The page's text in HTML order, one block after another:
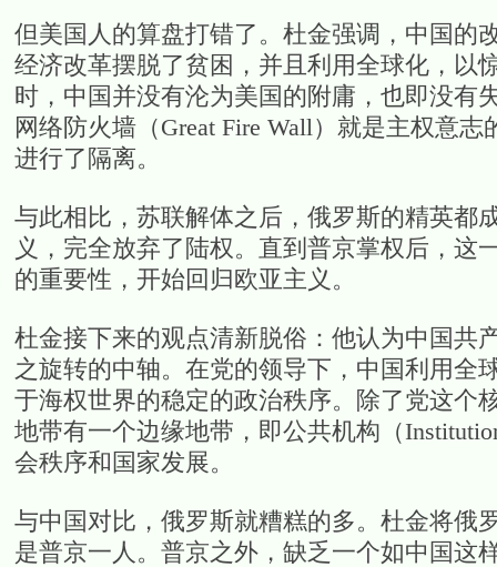
但美国人的算盘打错了。杜金强调，中国的
经济改革摆脱了贫困，并且利用全球化，以
时，中国并没有沦为美国的附庸，也即没有
网络防火墙（Great Fire Wall）就是主权意
进行了隔离。
与此相比，苏联解体之后，俄罗斯的精英都
义，完全放弃了陆权。直到普京掌权后，这
的重要性，开始回归欧亚主义。
杜金接下来的观点清新脱俗：他认为中国共
之旋转的中轴。在党的领导下，中国利用全
于海权世界的稳定的政治秩序。除了党这个
地带有一个边缘地带，即公共机构（
会秩序和国家发展。
与中国对比，俄罗斯就糟糕的多。杜金将俄
是普京一人。普京之外，缺乏一个如中国这